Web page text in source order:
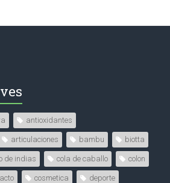
antioxidantes
articulaciones bambu biotta
de indias cola de caballo colon
cosmetica deporte